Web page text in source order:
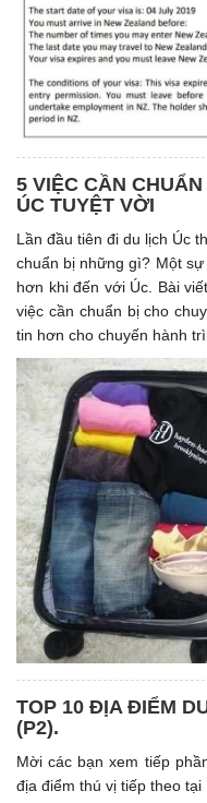
5 VIỆC CẦN
ÚC TUYỆT VỜI
Lần đầu tiên đi du lịch Úc
chuẩn bị những gì? Một
hơn khi đến với Úc. Bài
việc cần chuẩn bị cho
tin hơn cho chuyến hành
TOP 10 ĐỊA ĐIỂM
(P2).
Mời các bạn xem tiếp
địa điểm thú vị tiếp theo tại